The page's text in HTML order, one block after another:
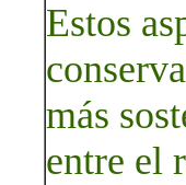
Estos
más
entre el